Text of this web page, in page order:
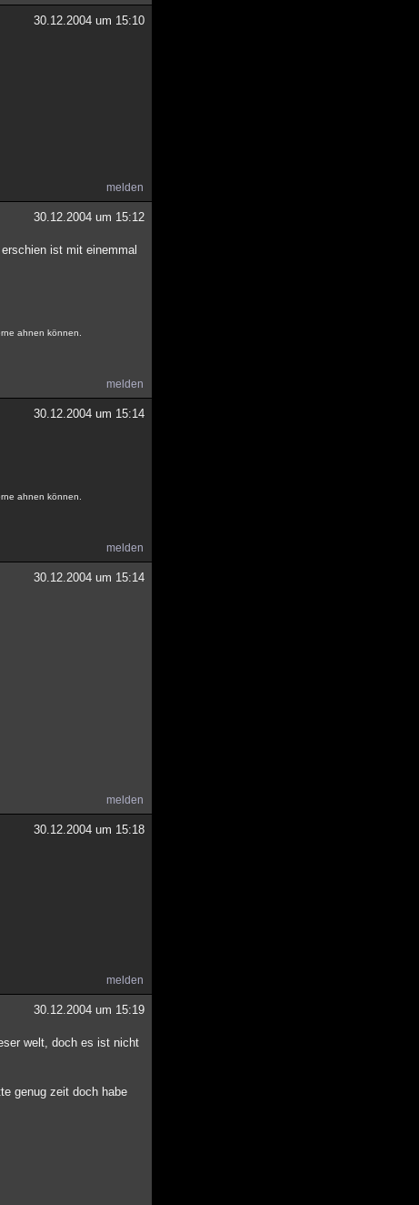
30.12.2004 um 15:10
melden
30.12.2004 um 15:12
ist mit einemmal
ahnen können.
melden
30.12.2004 um 15:14
ahnen können.
melden
30.12.2004 um 15:14
melden
30.12.2004 um 15:18
melden
30.12.2004 um 15:19
welt, doch es ist nicht
genug zeit doch habe